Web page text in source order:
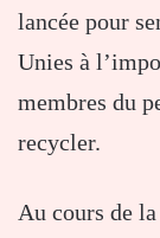
lancée pour
Unies à
membres du
recycler.
Au cours de